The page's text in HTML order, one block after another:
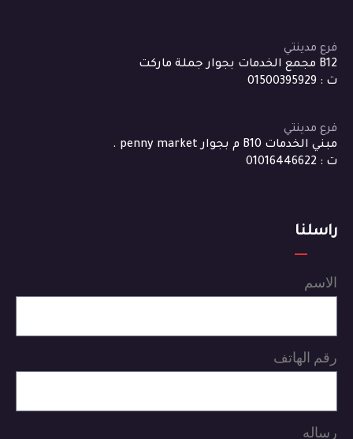
فرع مدينتي
B12 مجمع الخدمات بجوار جملة ماركت
ت : 01500395929
فرع مدينتي
مبني الخدمات B10 م بجوار penny market .
ت : 01016446622
راسلنا
الاسم
رقم الهاتف
رساله